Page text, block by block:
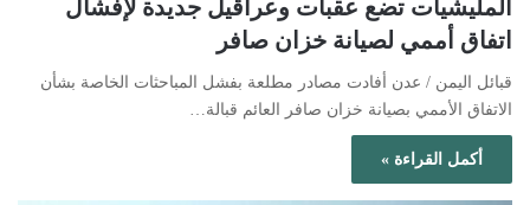
المليشيات تضع عقبات وعراقيل جديدة لإفشال
اتفاق أممي لصيانة خزان صافر
قبائل اليمن / عدن أفادت مصادر مطلعة بفشل المباحثات الخاصة بشأن
الاتفاق الأممي بصيانة خزان صافر العائم قبالة…
أكمل القراءة »